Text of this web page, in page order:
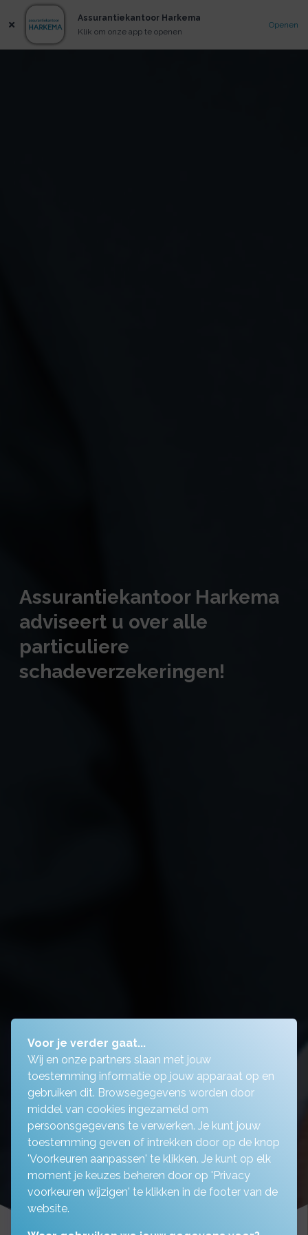
Assurantiekantoor Harkema
Klik om onze app te openen
Openen
Assurantiekantoor Harkema
adviseert u over alle
particuliere
schadeverzekeringen!
Voor je verder gaat...
Wij en onze partners slaan met jouw
toestemming informatie op jouw apparaat op en
gebruiken dit. Browsegegevens worden door
middel van cookies ingezameld om
persoonsgegevens te verwerken. Je kunt jouw
toestemming geven of intrekken door op de knop
'Voorkeuren aanpassen' te klikken. Je kunt op elk
moment je keuzes beheren door op 'Privacy
voorkeuren wijzigen' te klikken in de footer van de
website.